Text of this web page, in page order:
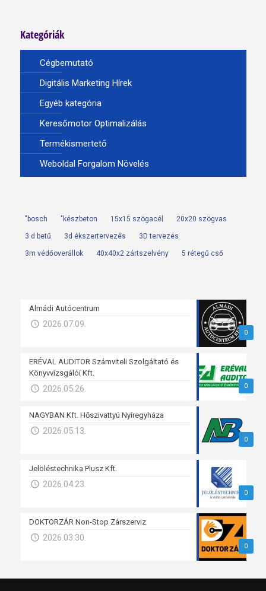
Kategóriák
Cégbemutató
Digitális Marketing Hírek
Egyéb kategória
Keresőmotor Optimalizálás
Termékismertető
Weboldal Forgalom Növelés
"bosch "készbeton 15x15 szögacél 20x20 szögvas
3 d betű 3d ékszertervezés 3D tervezés
3m védőoverállok 40x40x2 zártszelvény 5 rétegű cső
0
Almádi Autócentrum
2026.07.09.
0
ERÉVAL AUDITOR Számviteli Szolgáltató és
Könyvvizsgálói Kft.
2026.05.26.
0
NAGYBAN Kft. Hőszivattyú Nyíregyháza
2026.05.13.
0
Jelöléstechnika Plusz Kft.
2026.04.23.
0
DOKTORZÁR Non-Stop Zárszerviz
2026.03.30.